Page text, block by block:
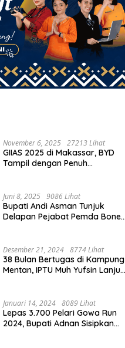
November 6, 2025 27213 Lihat
GIIAS 2025 di Makassar, BYD
Tampil dengan Penuh
Juni 8, 2025 9086 Lihat
Bupati Andi Asman Tunjuk
Delapan Pejabat Pemda Bone
Desember 21, 2024 8774 Lihat
38 Bulan Bertugas di Kampung
Mentan, IPTU Muh Yufsin Lanjut
Januari 14, 2024 8089 Lihat
Lepas 3.700 Pelari Gowa Run
2024, Bupati Adnan Sisipkan